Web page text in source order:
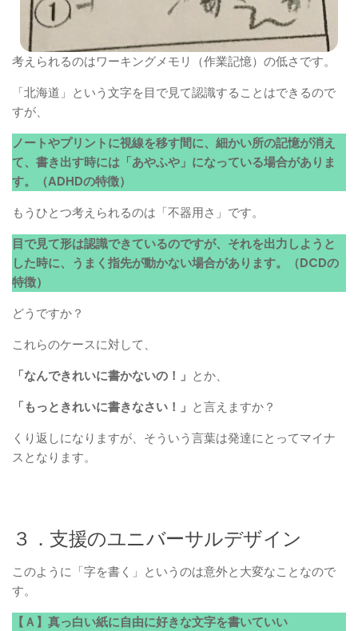
考えられるのはワーキングメモリ（作業記憶）の低さです。
「北海道」という文字を目で見て認識することはできるので
すが、
ノートやプリントに視線を移す間に、細かい所の記憶が消え
て、書き出す時には「あやふや」になっている場合がありま
す。（ADHDの特徴）
もうひとつ考えられるのは「不器用さ」です。
目で見て形は認識できているのですが、それを出力しようと
した時に、うまく指先が動かない場合があります。（DCDの
特徴）
どうですか？
これらのケースに対して、
「なんできれいに書かないの！」 とか、
「もっときれいに書きなさい！」 と言えますか？
くり返しになりますが、そういう言葉は発達にとってマイナ
スとなります。
３．支援のユニバーサルデザイン
このように「字を書く」というのは意外と大変なことなので
す。
【Ａ】真っ白い紙に自由に好きな文字を書いていい